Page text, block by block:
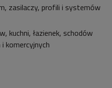
zasilaczy, profili i systemów
kuchni, łazienek, schodów
komercyjnych